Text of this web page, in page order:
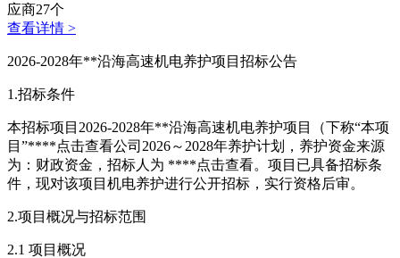
应商27个
查看详情 >
2026-2028年**沿海高速机电养护项目招标公告
1.招标条件
本招标项目2026-2028年**沿海高速机电养护项目（下称“本项
目”****点击查看公司2026～2028年养护计划，养护资金来源
为：财政资金，招标人为 ****点击查看。项目已具备招标条
件，现对该项目机电养护进行公开招标，实行资格后审。
2.项目概况与招标范围
2.1 项目概况